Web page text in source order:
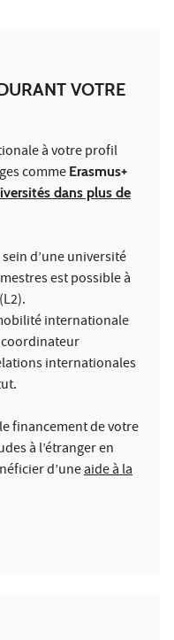
VOTRE
à votre profil
comme Erasmus+
dans plus de
d’une université
est possible à
internationale
coordinateur
internationales
financement de votre
à l’étranger en
d’uneaide à la